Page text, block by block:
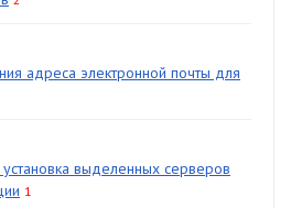
адреса электронной почты для
установка выделенных серверов
1